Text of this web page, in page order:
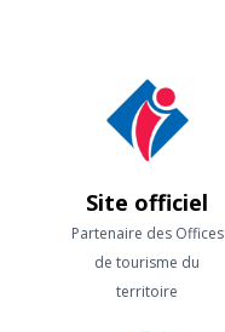
Site officiel
Partenaire des Offices
de tourisme du
territoire